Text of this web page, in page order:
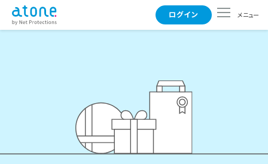
よくある質問
ログイン メニュー